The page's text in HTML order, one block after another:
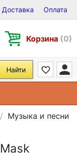
CD и DVD
Доставка Оплата
Корзина (0)
Найти
Музыка и песни